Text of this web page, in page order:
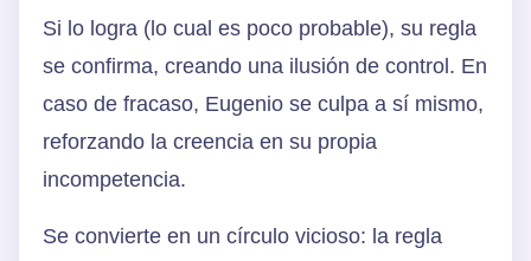
Si lo logra (lo cual es poco probable), su regla
se confirma, creando una ilusión de control. En
caso de fracaso, Eugenio se culpa a sí mismo,
reforzando la creencia en su propia
incompetencia.
Se convierte en un círculo vicioso: la regla